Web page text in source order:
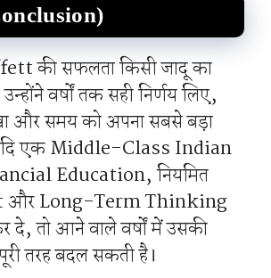
की सफलता किसी जादू का
वर्षों तक सही निर्णय लिए,
और समय को अपना सबसे बड़ा
यदि एक Middle-Class Indian
Education, नियमित
और Long-Term Thinking
दे, तो आने वाले वर्षों में उसकी
तरह बदल सकती है।